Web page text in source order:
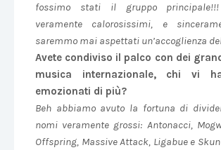
fossimo stati il gruppo
veramente calorosissimi, e
saremmo mai aspettati un’accoglienza
Avete condiviso il palco con dei
musica internazionale, chi vi
emozionati di più?
Beh abbiamo avuto la fortuna di
nomi veramente grossi: Antonacci,
Offspring, Massive Attack, Ligabue e